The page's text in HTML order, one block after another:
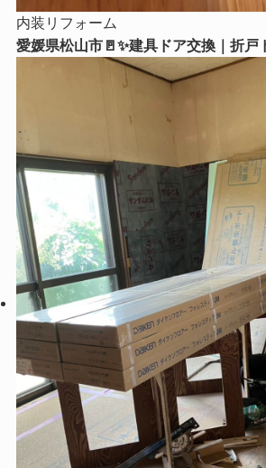
内装リフォーム
愛媛県松山市🚪✨建具ドア交換｜折戸
に交換！毎日の使いやすさがグッとア